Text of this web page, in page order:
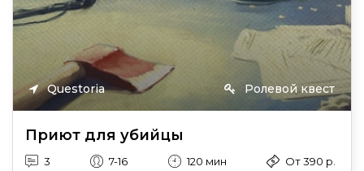
Questoria Ролевой квест
Приют для убийцы
3 7-16 120 мин
От 390 р.